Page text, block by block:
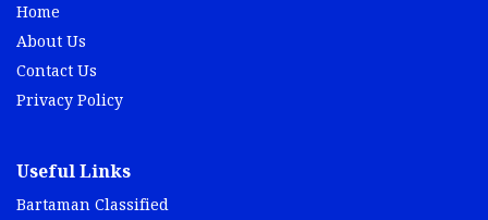
Home
About Us
Contact Us
Privacy Policy
Useful Links
Bartaman Classified